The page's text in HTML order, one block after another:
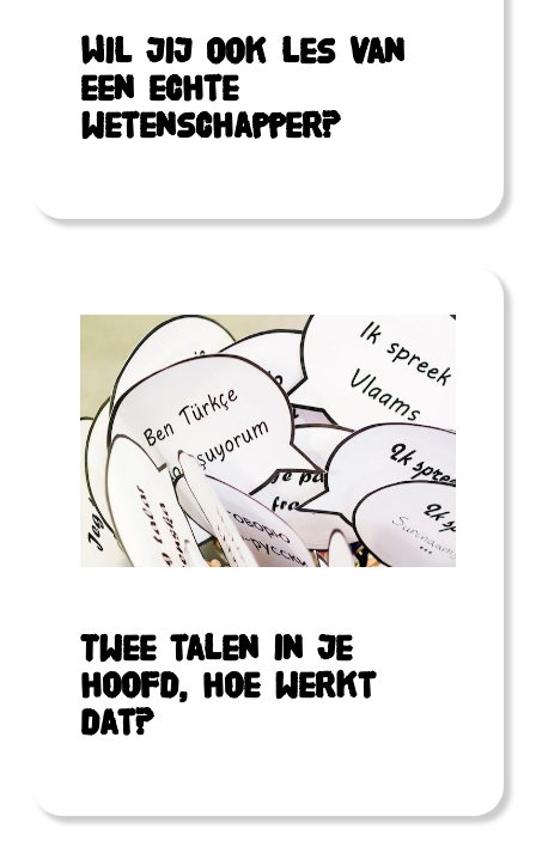
Wil jij ook les van
een echte
wetenschapper?
Twee talen in je
hoofd, hoe werkt
dat?